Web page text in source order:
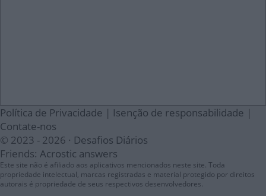
Política de Privacidade | Isenção de responsabilidade |
Contate-nos
© 2023 - 2026 · Desafios Diários
Friends: Acrostic answers
Este site não é afiliado aos aplicativos mencionados neste site. Toda
propriedade intelectual, marcas registradas e material protegido por direitos
autorais é propriedade de seus respectivos desenvolvedores.